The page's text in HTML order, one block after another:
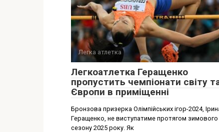
Легка атлетка
Легкоатлетка Геращенко
пропустить чемпіонати світу
Європи в приміщенні
Бронзова призерка Олімпійських ігор-2024,
Геращенко, не виступатиме протягом зимового
сезону 2025 року. Як